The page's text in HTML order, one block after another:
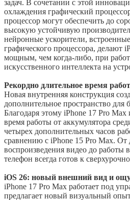
задач. В сочетании с этой
охлаждения графический
процессор могут обеспечить до
высокую устойчивую
нейронные ускорители,
графического процессора, делают
мощным, чем когда-либо, при
искусственного интеллекта на
Рекордно длительное время
Новая внутренняя конструкция
дополнительное пространство для
Благодаря этому iPhone 17 Pro Max
время работы от аккумулятора
четырех дополнительных часов
сравнению с iPhone 15 Pro Max. От
воспроизведения видео до работы
телефон всегда готов к
iOS 26: новый внешний вид и
iPhone 17 Pro Max работает под
предлагает новый визуальный